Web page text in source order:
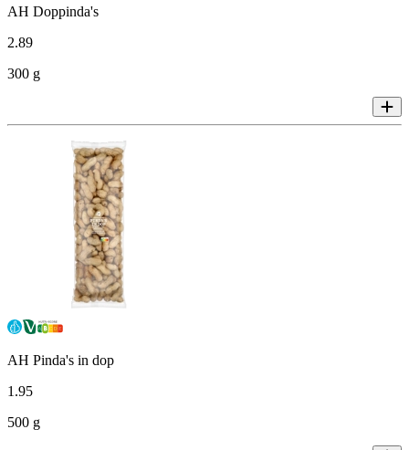
AH Doppinda's
2.89
300 g
AH Pinda's in dop
1.95
500 g